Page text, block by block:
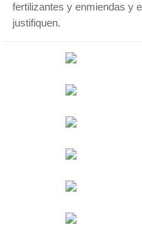
fertilizantes y enmiendas y
justifiquen.